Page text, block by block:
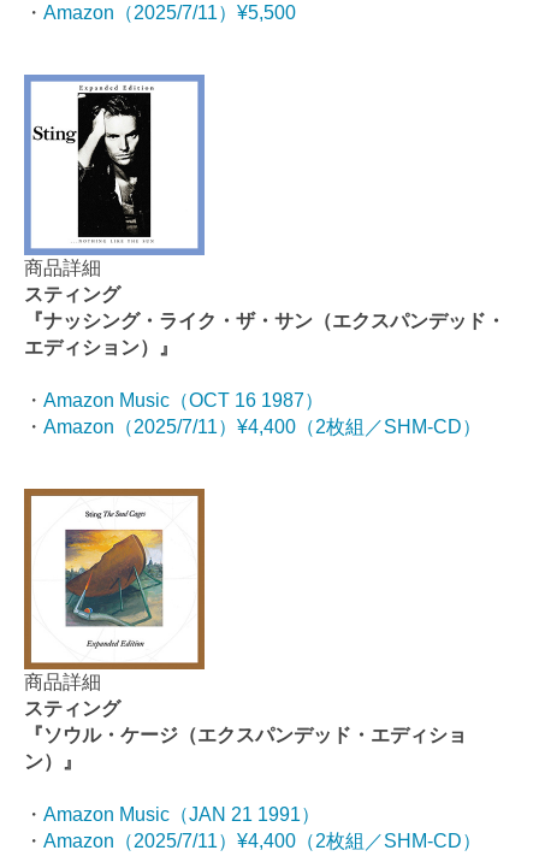
・ Amazon（2025/7/11）¥5,500
商品詳細
スティング
『ナッシング・ライク・ザ・サン（エクスパンデッド・
エディション）』
・ Amazon Music（OCT 16 1987）
・ Amazon（2025/7/11）¥4,400（2枚組／SHM-CD）
商品詳細
スティング
『ソウル・ケージ（エクスパンデッド・エディショ
ン）』
・ Amazon Music（JAN 21 1991）
・ Amazon（2025/7/11）¥4,400（2枚組／SHM-CD）